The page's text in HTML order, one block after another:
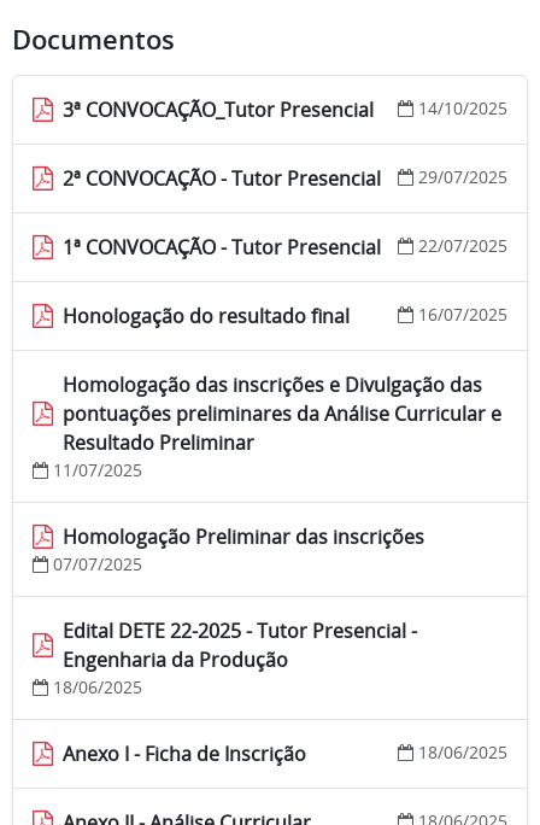
Documentos
3ª CONVOCAÇÃO_Tutor Presencial 14/10/2025
2ª CONVOCAÇÃO - Tutor Presencial 29/07/2025
1ª CONVOCAÇÃO - Tutor Presencial 22/07/2025
Honologação do resultado final 16/07/2025
Homologação das inscrições e Divulgação das
pontuações preliminares da Análise Curricular e
Resultado Preliminar
11/07/2025
Homologação Preliminar das inscrições
07/07/2025
Edital DETE 22-2025 - Tutor Presencial -
Engenharia da Produção
18/06/2025
Anexo I - Ficha de Inscrição 18/06/2025